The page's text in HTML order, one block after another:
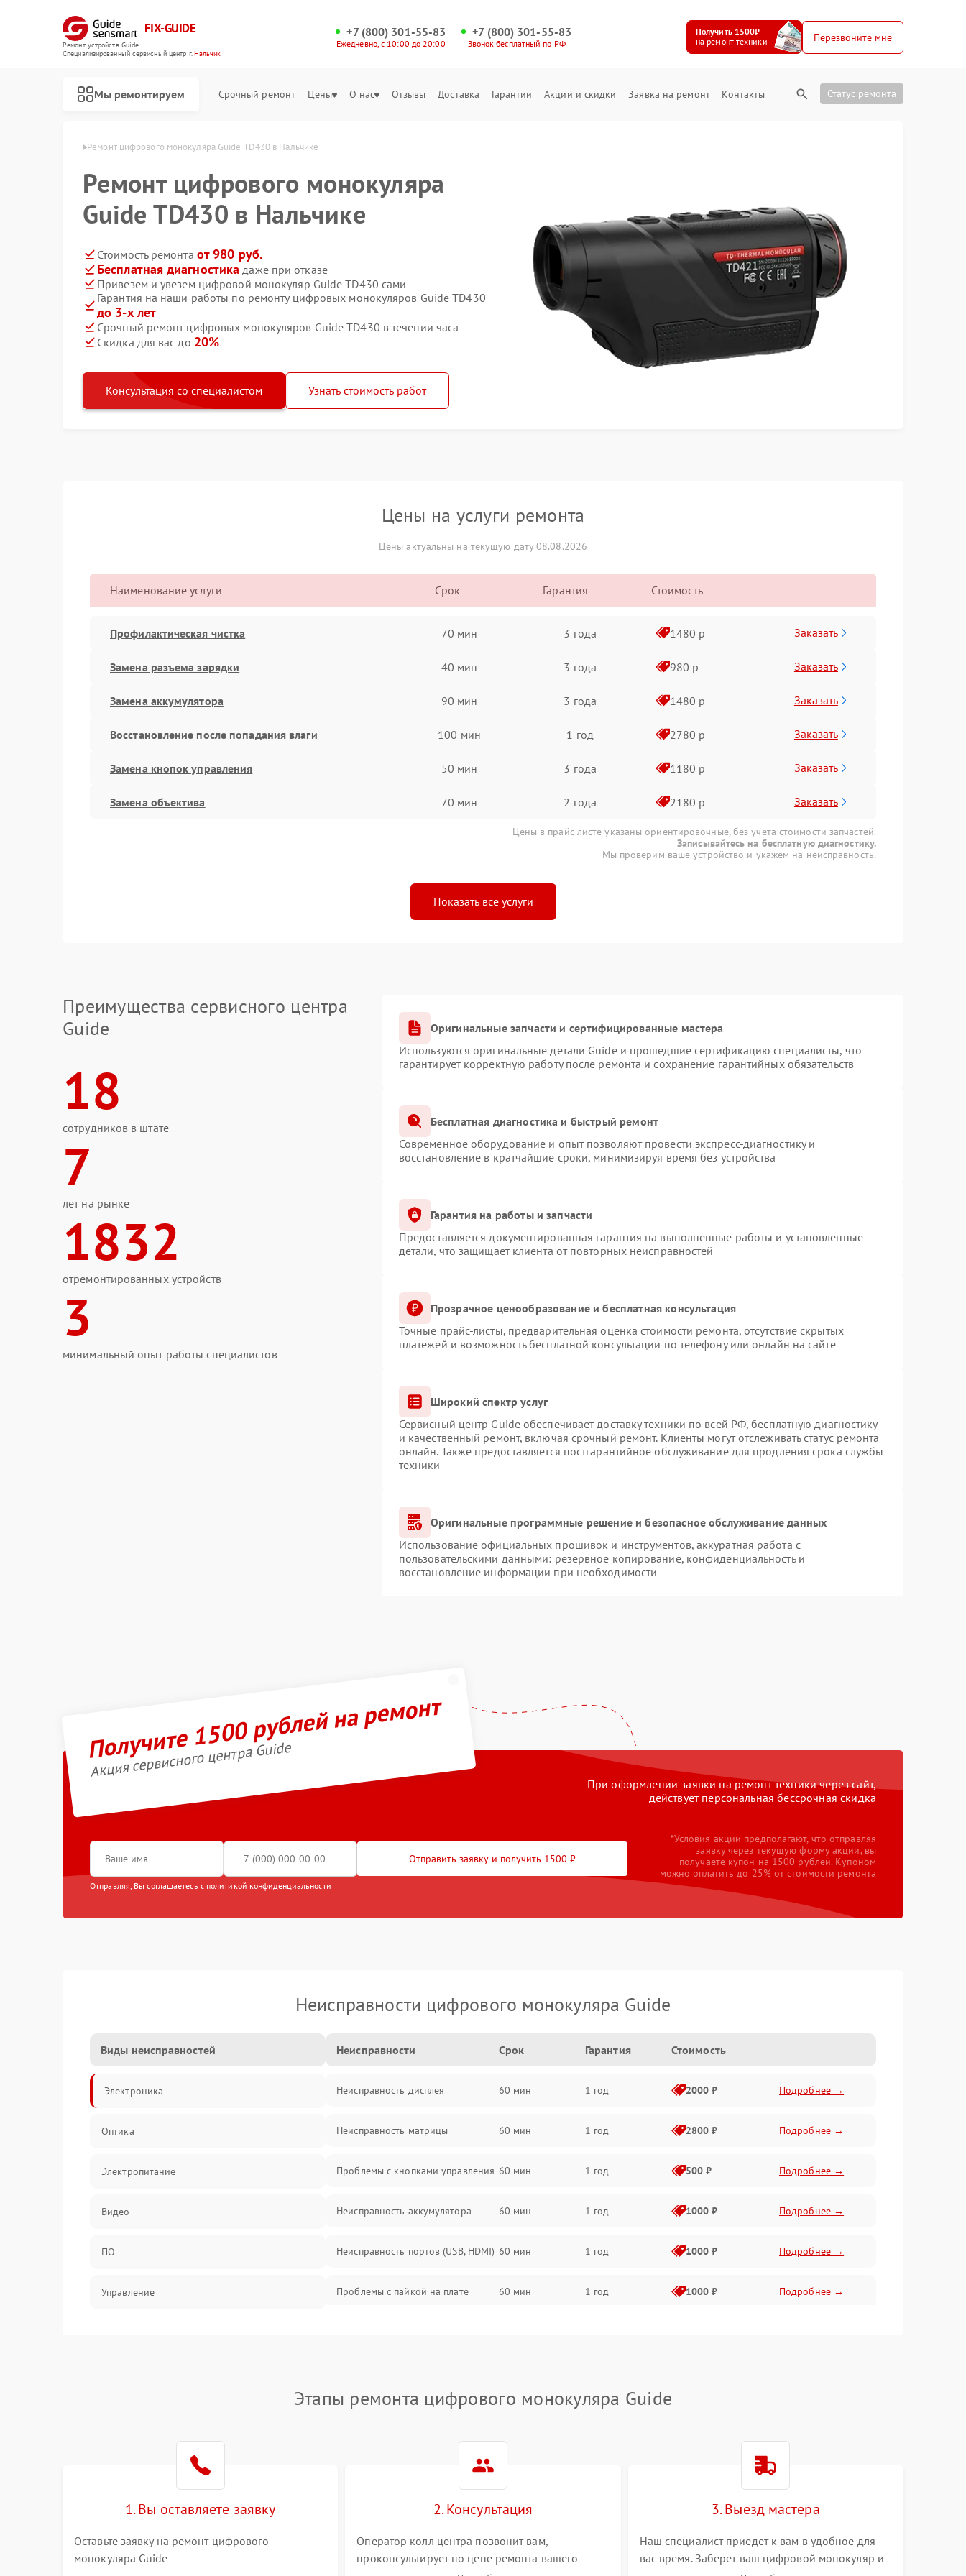
FIX-GUIDE
Ремонт устройств Guide
Специализированный cервисный центр г.Нальчик
+7 (800) 301-55-83
Ежедневно, с 10:00 до 20:00
+7 (800) 301-55-83
Звонок бесплатный по РФ
Получить 1500₽
на ремонт техники
Перезвоните мне
Мы ремонтируем Срочный ремонт Цены О нас Отзывы Доставка Гарантии Акции и скидки Заявка на ремонт Контакты Статус ремонта
Guide в Нальчике Ремонт цифрового монокуляра Guide TD430 в Нальчике
Ремонт цифрового монокуляра
Guide TD430 в Нальчике
Стоимость ремонта от 980 руб.
Бесплатная диагностика даже при отказе
Привезем и увезем цифровой монокуляр Guide TD430 сами
Гарантия на наши работы по ремонту цифровых монокуляров Guide TD430
до 3-х лет
Срочный ремонт цифровых монокуляров Guide TD430 в течении часа
Скидка для вас до 20%
Консультация со специалистом Узнать стоимость работ
Цены на услуги ремонта
Цены актуальны на текущую дату 08.08.2026
Наименование услуги Срок Гарантия Стоимость
Профилактическая чистка 70 мин 3 года 1480 р Заказать
Замена разъема зарядки 40 мин 3 года 980 р Заказать
Замена аккумулятора 90 мин 3 года 1480 р Заказать
Восстановление после попадания влаги 100 мин 1 год 2780 р Заказать
Замена кнопок управления 50 мин 3 года 1180 р Заказать
Замена объектива 70 мин 2 года 2180 р Заказать
Цены в прайс-листе указаны ориентировочные, без учета стоимости запчастей.
Записывайтесь на бесплатную диагностику.
Мы проверим ваше устройство и укажем на неисправность.
Показать все услуги
Преимущества сервисного центра
Guide
18
сотрудников в штате
7
лет на рынке
1832
отремонтированных устройств
3
минимальный опыт работы специалистов
Оригинальные запчасти и сертифицированные мастера
Используются оригинальные детали Guide и прошедшие сертификацию специалисты, что
гарантирует корректную работу после ремонта и сохранение гарантийных обязательств
Бесплатная диагностика и быстрый ремонт
Современное оборудование и опыт позволяют провести экспресс-диагностику и
восстановление в кратчайшие сроки, минимизируя время без устройства
Гарантия на работы и запчасти
Предоставляется документированная гарантия на выполненные работы и установленные
детали, что защищает клиента от повторных неисправностей
Прозрачное ценообразование и бесплатная консультация
Точные прайс-листы, предварительная оценка стоимости ремонта, отсутствие скрытых
платежей и возможность бесплатной консультации по телефону или онлайн на сайте
Широкий спектр услуг
Сервисный центр Guide обеспечивает доставку техники по всей РФ, бесплатную диагностику
и качественный ремонт, включая срочный ремонт. Клиенты могут отслеживать статус ремонта
онлайн. Также предоставляется постгарантийное обслуживание для продления срока службы
техники
Оригинальные программные решение и безопасное обслуживание данных
Использование официальных прошивок и инструментов, аккуратная работа с
пользовательскими данными: резервное копирование, конфиденциальность и
восстановление информации при необходимости
Получите 1500 рублей на ремонт
Акция сервисного центра Guide
При оформлении заявки на ремонт техники через сайт,
действует персональная бессрочная скидка
Отправить заявку и получить 1500 ₽
Отправляя, Вы соглашаетесь с политикой конфиденциальности
*Условия акции предполагают, что отправляя
заявку через текущую форму акции, вы
получаете купон на 1500 рублей. Купоном
можно оплатить до 25% от стоимости ремонта
Неисправности цифрового монокуляра Guide
Виды неисправностей
Электроника
Оптика
Электропитание
Видео
ПО
Управление
Неисправности Срок Гарантия Стоимость
Неисправность дисплея 60 мин 1 год 2000 ₽ Подробнее →
Неисправность матрицы 60 мин 1 год 2800 ₽ Подробнее →
Проблемы с кнопками управления 60 мин 1 год 500 ₽ Подробнее →
Неисправность аккумулятора 60 мин 1 год 1000 ₽ Подробнее →
Неисправность портов (USB, HDMI) 60 мин 1 год 1000 ₽ Подробнее →
Проблемы с пайкой на плате 60 мин 1 год 1000 ₽ Подробнее →
Этапы ремонта цифрового монокуляра Guide
1. Вы оставляете заявку
Оставьте заявку на ремонт цифрового
монокуляра Guide
2. Консультация
Оператор колл центра позвонит вам,
проконсультирует по цене ремонта вашего
3. Выезд мастера
Наш специалист приедет к вам в удобное для
вас время. Заберет ваш цифровой монокуляр и